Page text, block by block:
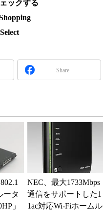
ックする
Share
ータ
」
NEC、最大1733Mbps
通信をサポートした1
1ac対応Wi-Fiホームル